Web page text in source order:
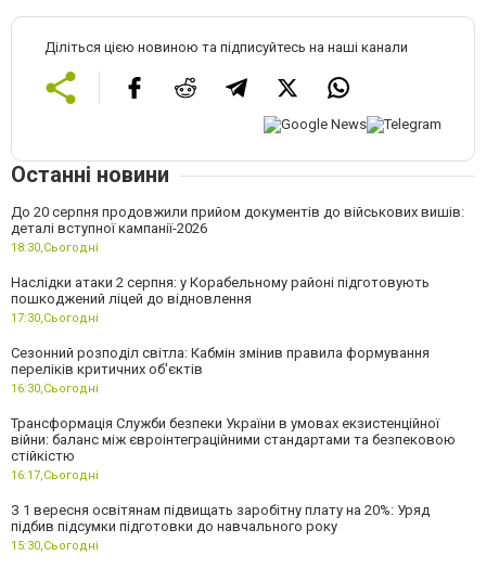
Діліться цією новиною та підписуйтесь на наші канали
Останні новини
До 20 серпня продовжили прийом документів до військових вишів:
деталі вступної кампанії-2026
18:30, Сьогодні
Наслідки атаки 2 серпня: у Корабельному районі підготовують
пошкоджений ліцей до відновлення
17:30, Сьогодні
Сезонний розподіл світла: Кабмін змінив правила формування
переліків критичних об'єктів
16:30, Сьогодні
Трансформація Служби безпеки України в умовах екзистенційної
війни: баланс між євроінтеграційними стандартами та безпековою
стійкістю
16:17, Сьогодні
З 1 вересня освітянам підвищать заробітну плату на 20%: Уряд
підбив підсумки підготовки до навчального року
15:30, Сьогодні